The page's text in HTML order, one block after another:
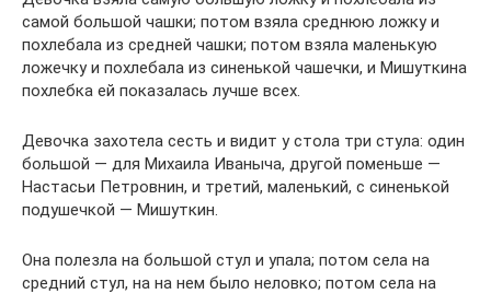
самой большой чашки; потом взяла среднюю ложку и
похлебала из средней чашки; потом взяла маленькую
ложечку и похлебала из синенькой чашечки, и Мишуткина
похлебка ей показалась лучше всех.
Девочка захотела сесть и видит у стола три стула: один
большой — для Михаила Иваныча, другой поменьше —
Настасьи Петровнин, и третий, маленький, с синенькой
подушечкой — Мишуткин.
Она полезла на большой стул и упала; потом села на
средний стул, на на нем было неловко; потом села на